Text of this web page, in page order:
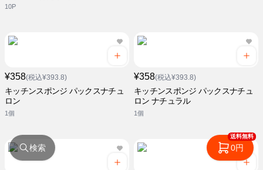
10P
¥358(税込¥393.8)
キッチンスポンジ パックスナチュ
ロン
1個
¥358(税込¥393.8)
キッチンスポンジ パックスナチュ
ロン ナチュラル
1個
検索
送料無料
0円